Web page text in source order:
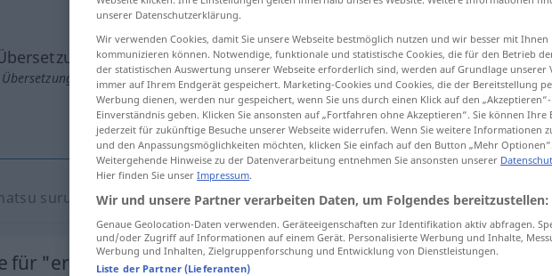
anklicken/antippen)
suru] erschließen
für "erschließen"
unserer Datenschutzerklärung.
Wir verwenden Cookies, damit Sie unsere Webseite bestmöglich nutzen und wir besser mit Ihnen
kommunizieren können. Notwendige, funktionale und statistische Cookies, die für den Betrieb
der statistischen Auswertung unserer Webseite erforderlich sind, werden auf Grundlage unserer
immer auf Ihrem Endgerät gespeichert. Marketing-Cookies und Cookies, die der Bereitstellung
Werbung dienen, werden nur gespeichert, wenn Sie uns durch einen Klick auf den
Einverständnis geben. Klicken Sie ansonsten auf „Fortfahren ohne Akzeptieren“. Sie können
jederzeit für zukünftige Besuche unserer Webseite widerrufen. Wenn Sie weitere Informationen
und den Anpassungsmöglichkeiten möchten, klicken Sie einfach auf den Button „Mehr
Weitergehende Hinweise zu der Datenverarbeitung entnehmen Sie ansonsten unserer
Hier finden Sie unser Impressum.
Wir und unsere Partner verarbeiten Daten, um Folgendes bereitzustellen:
Genaue Geolocation-Daten verwenden. Geräteeigenschaften zur Identifikation aktiv abfragen.
und/oder Zugriff auf Informationen auf einem Gerät. Personalisierte Werbung und Inhalte,
Werbung und Inhalten, Zielgruppenforschung und Entwicklung von Dienstleistungen.
Liste der Partner (Lieferanten)